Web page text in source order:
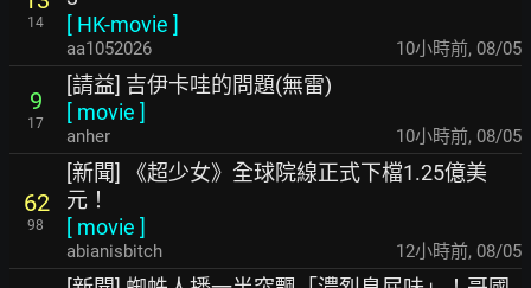
14
[ HK-movie ]
aa1052026 10小時前, 08/05
9
17
[請益] 吉伊卡哇的問題(無雷)
[ movie ]
anher 10小時前, 08/05
62
98
[新聞] 《超少女》全球院線正式下檔1.25億美
元！
[ movie ]
abianisbitch 12小時前, 08/05